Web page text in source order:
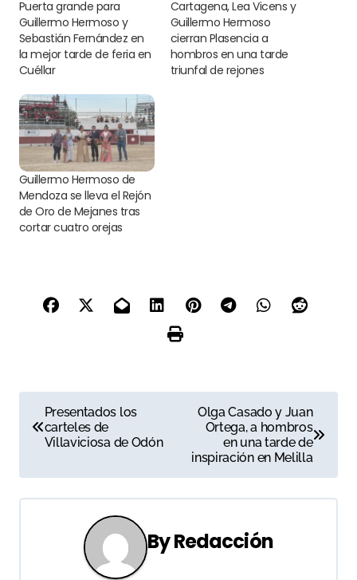
Puerta grande para
Guillermo Hermoso y
Sebastián Fernández en
la mejor tarde de feria en
Cuéllar
Cartagena, Lea Vicens y
Guillermo Hermoso
cierran Plasencia a
hombros en una tarde
triunfal de rejones
Guillermo Hermoso de
Mendoza se lleva el Rejón
de Oro de Mejanes tras
cortar cuatro orejas
a
v
e
Presentados los
carteles de
Villaviciosa de Odón
Olga Casado y Juan
Ortega, a hombros
en una tarde de
inspiración en Melilla
ByRedacción